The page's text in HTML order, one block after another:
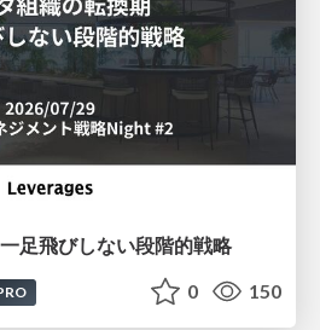
足飛びしない段階的戦略
0 150